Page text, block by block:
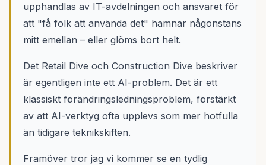
upphandlas av IT-avdelningen och ansvaret för
att "få folk att använda det" hamnar någonstans
mitt emellan – eller glöms bort helt.
Det Retail Dive och Construction Dive beskriver
är egentligen inte ett AI-problem. Det är ett
klassiskt förändringsledningsproblem, förstärkt
av att AI-verktyg ofta upplevs som mer hotfulla
än tidigare teknikskiften.
Framöver tror jag vi kommer se en tydlig